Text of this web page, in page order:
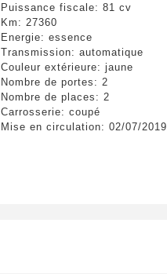
Puissance fiscale: 81 cv
Km: 27360
Energie: essence
Transmission: automatique
Couleur extérieure: jaune
Nombre de portes: 2
Nombre de places: 2
Carrosserie: coupé
Mise en circulation: 02/07/2019